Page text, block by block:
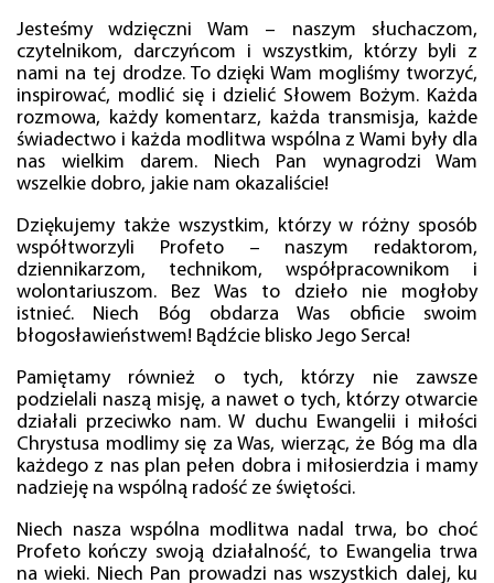
Jesteśmy wdzięczni Wam – naszym słuchaczom,
czytelnikom, darczyńcom i wszystkim, którzy byli z
nami na tej drodze. To dzięki Wam mogliśmy tworzyć,
inspirować, modlić się i dzielić Słowem Bożym. Każda
rozmowa, każdy komentarz, każda transmisja, każde
świadectwo i każda modlitwa wspólna z Wami były dla
nas wielkim darem. Niech Pan wynagrodzi Wam
wszelkie dobro, jakie nam okazaliście!
Dziękujemy także wszystkim, którzy w różny sposób
współtworzyli Profeto – naszym redaktorom,
dziennikarzom, technikom, współpracownikom i
wolontariuszom. Bez Was to dzieło nie mogłoby
istnieć. Niech Bóg obdarza Was obficie swoim
błogosławieństwem! Bądźcie blisko Jego Serca!
Pamiętamy również o tych, którzy nie zawsze
podzielali naszą misję, a nawet o tych, którzy otwarcie
działali przeciwko nam. W duchu Ewangelii i miłości
Chrystusa modlimy się za Was, wierząc, że Bóg ma dla
każdego z nas plan pełen dobra i miłosierdzia i mamy
nadzieję na wspólną radość ze świętości.
Niech nasza wspólna modlitwa nadal trwa, bo choć
Profeto kończy swoją działalność, to Ewangelia trwa
na wieki. Niech Pan prowadzi nas wszystkich dalej, ku